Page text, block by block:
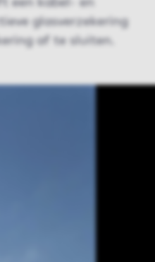
een kabel- en
glasverzekering
af te sluiten.